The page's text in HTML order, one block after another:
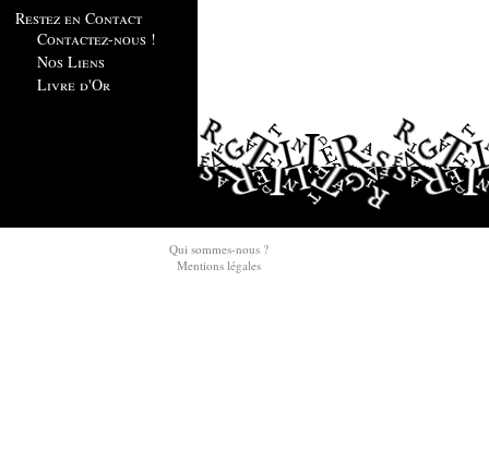
Restez en Contact
Contactez-nous !
Nos Liens
Livre d'Or
Qui sommes-nous ?
Mentions légales